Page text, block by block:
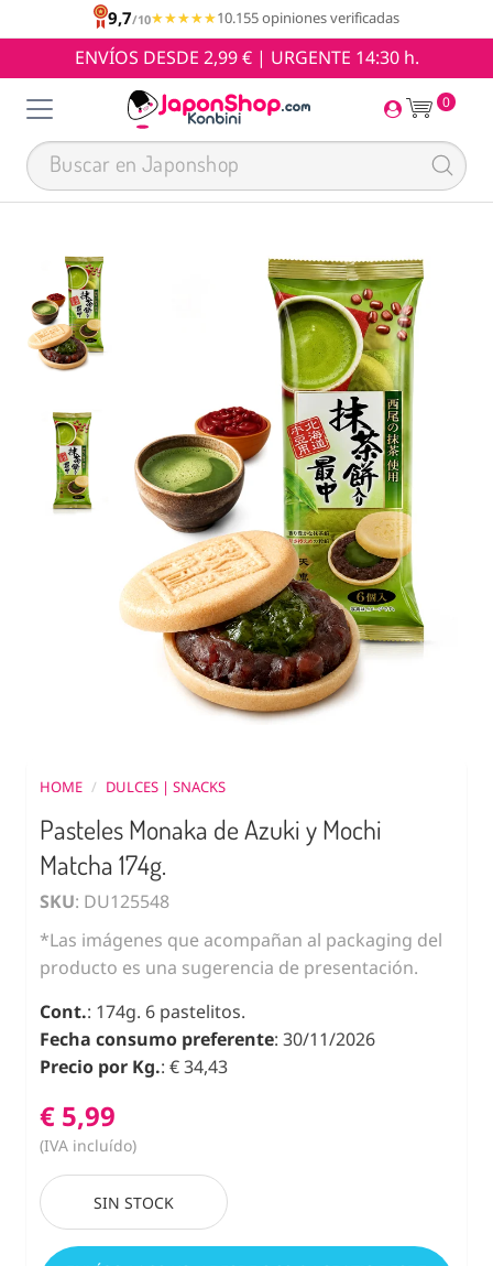
9,7/10★★★★★
★★★★★10.155 opiniones verificadas
ENVÍOS DESDE 2,99 € | URGENTE 14:30 h.
0
HOME / DULCES | SNACKS
Pasteles Monaka de Azuki y Mochi
Matcha 174g.
SKU: DU125548
*Las imágenes que acompañan al packaging del
producto es una sugerencia de presentación.
Cont.: 174g. 6 pastelitos.
Fecha consumo preferente: 30/11/2026
Precio por Kg.: € 34,43
€ 5,99
(IVA incluído)
SIN STOCK